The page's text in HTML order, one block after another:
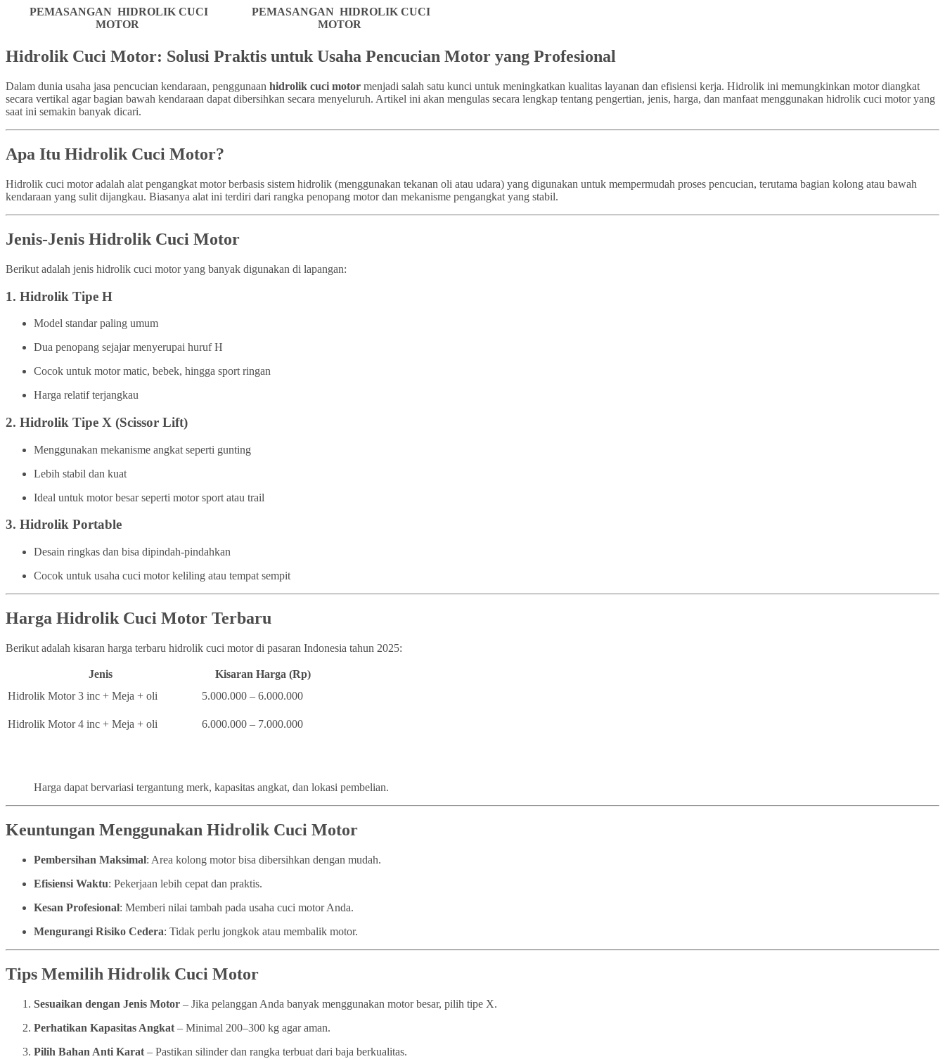
PEMASANGAN HIDROLIK CUCI
MOTOR
PEMASANGAN HIDROLIK CUCI
MOTOR
Hidrolik Cuci Motor: Solusi Praktis untuk Usaha Pencucian Motor yang Profesional
Dalam dunia usaha jasa pencucian kendaraan, penggunaan hidrolik cuci motor menjadi salah satu kunci untuk meningkatkan kualitas layanan dan efisiensi kerja. Hidrolik ini memungkinkan motor diangkat
secara vertikal agar bagian bawah kendaraan dapat dibersihkan secara menyeluruh. Artikel ini akan mengulas secara lengkap tentang pengertian, jenis, harga, dan manfaat menggunakan hidrolik cuci motor yang
saat ini semakin banyak dicari.
Apa Itu Hidrolik Cuci Motor?
Hidrolik cuci motor adalah alat pengangkat motor berbasis sistem hidrolik (menggunakan tekanan oli atau udara) yang digunakan untuk mempermudah proses pencucian, terutama bagian kolong atau bawah
kendaraan yang sulit dijangkau. Biasanya alat ini terdiri dari rangka penopang motor dan mekanisme pengangkat yang stabil.
Jenis-Jenis Hidrolik Cuci Motor
Berikut adalah jenis hidrolik cuci motor yang banyak digunakan di lapangan:
1. Hidrolik Tipe H
Model standar paling umum
Dua penopang sejajar menyerupai huruf H
Cocok untuk motor matic, bebek, hingga sport ringan
Harga relatif terjangkau
2. Hidrolik Tipe X (Scissor Lift)
Menggunakan mekanisme angkat seperti gunting
Lebih stabil dan kuat
Ideal untuk motor besar seperti motor sport atau trail
3. Hidrolik Portable
Desain ringkas dan bisa dipindah-pindahkan
Cocok untuk usaha cuci motor keliling atau tempat sempit
Harga Hidrolik Cuci Motor Terbaru
Berikut adalah kisaran harga terbaru hidrolik cuci motor di pasaran Indonesia tahun 2025:
Jenis
Kisaran Harga (Rp)
Hidrolik Motor 3 inc + Meja + oli
5.000.000 – 6.000.000
Hidrolik Motor 4 inc + Meja + oli 6.000.000 – 7.000.000
Harga dapat bervariasi tergantung merk, kapasitas angkat, dan lokasi pembelian.
Keuntungan Menggunakan Hidrolik Cuci Motor
Pembersihan Maksimal: Area kolong motor bisa dibersihkan dengan mudah.
Efisiensi Waktu: Pekerjaan lebih cepat dan praktis.
Kesan Profesional: Memberi nilai tambah pada usaha cuci motor Anda.
Mengurangi Risiko Cedera: Tidak perlu jongkok atau membalik motor.
Tips Memilih Hidrolik Cuci Motor
Sesuaikan dengan Jenis Motor – Jika pelanggan Anda banyak menggunakan motor besar, pilih tipe X.
Perhatikan Kapasitas Angkat – Minimal 200–300 kg agar aman.
Pilih Bahan Anti Karat – Pastikan silinder dan rangka terbuat dari baja berkualitas.